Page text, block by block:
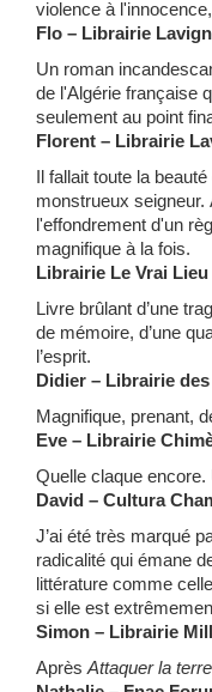
violence à
Flo – Librairie
Un roman
de l'Algérie française
seulement au point
Florent – Librairie
Il fallait toute la
monstrueux
l'effondrement d'un
magnifique à la fois.
Librairie Le Vrai
Livre brûlant d’une
de mémoire, d’une
l’esprit.
Didier – Librairie
Magnifique, prenant,
Eve – Librairie
Quelle claque encore.
David – Cultura
J’ai été très marqué
radicalité qui émane
littérature comme
si elle est
Simon – Librairie
Après Attaquer la